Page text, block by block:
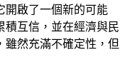
開啟了一個新的可能
積互信，並在經濟與民
雖然充滿不確定性，但